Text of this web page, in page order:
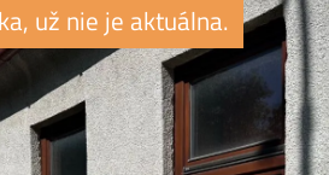
už nie je aktuálna.